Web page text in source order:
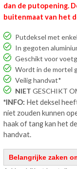
dan de putopening.
buitenmaat van het
Putdeksel met
In gegoten
Geschikt voor
Wordt in de mortel
Veilig handvat*
NIET GESCHIKT
*INFO: Het deksel
niet zouden kunnen
haak of tang kan het
handvat.
Belangrijke zaken